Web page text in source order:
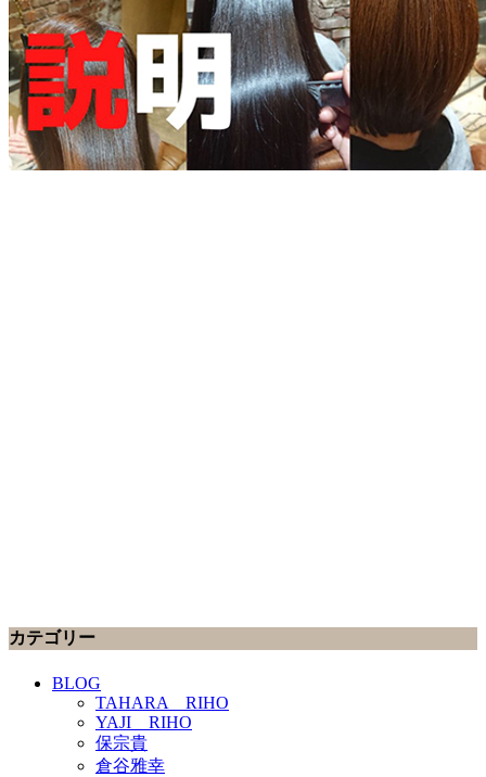
カテゴリー
BLOG
TAHARA RIHO
YAJI RIHO
保宗貴
倉谷雅幸